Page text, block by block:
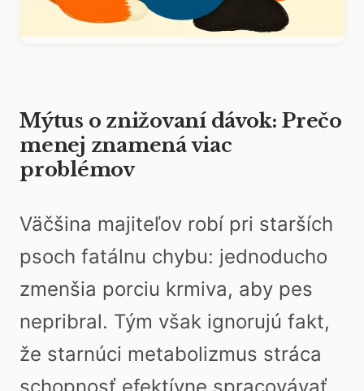
Mýtus o znižovaní dávok: Prečo
menej znamená viac
problémov
Väčšina majiteľov robí pri starších
psoch fatálnu chybu: jednoducho
zmenšia porciu krmiva, aby pes
nepribral. Tým však ignorujú fakt,
že starnúci metabolizmus stráca